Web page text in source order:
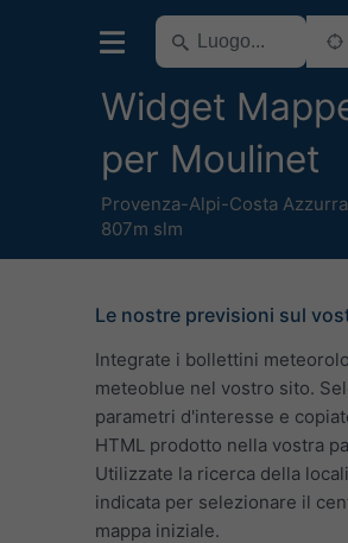
Widget
per Moulinet
Provenza-Alpi-Costa Azzurra
807m slm
Le nostre previsioni sul
Integrate i bollettini
meteoblue nel vostro sito.
parametri d'interesse e
HTML prodotto nella vostra
Utilizzate la ricerca della
indicata per selezionare il
mappa iniziale.